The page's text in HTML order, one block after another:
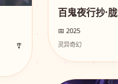
🎐
百鬼夜行抄·胧
📅 2025
灵异奇幻